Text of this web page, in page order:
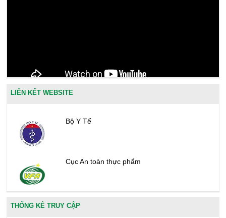
LIÊN KẾT WEBSITE
Bộ Y Tế
Cục An toàn thực phẩm
Văn phòng công nhận chất lượng
THỐNG KÊ TRUY CẬP